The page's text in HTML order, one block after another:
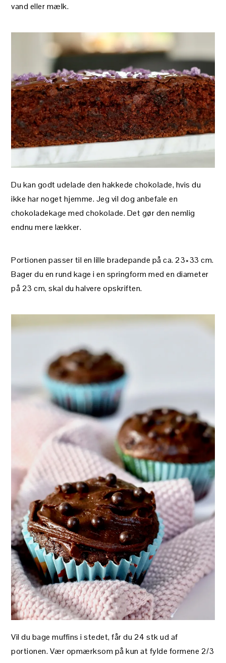
vand eller mælk.
Du kan godt udelade den hakkede chokolade, hvis du
ikke har noget hjemme. Jeg vil dog anbefale en
chokoladekage med chokolade. Det gør den nemlig
endnu mere lækker.
Portionen passer til en lille bradepande på ca. 23×33 cm.
Bager du en rund kage i en springform med en diameter
på 23 cm, skal du halvere opskriften.
Vil du bage muffins i stedet, får du 24 stk ud af
portionen. Vær opmærksom på kun at fylde formene 2/3